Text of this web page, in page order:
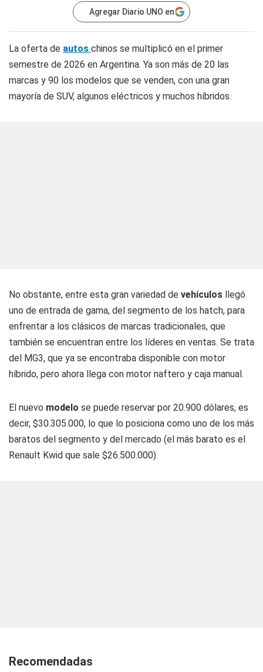
Agregar Diario UNO en
La oferta de autos chinos se multiplicó en el primer
semestre de 2026 en Argentina. Ya son más de 20 las
marcas y 90 los modelos que se venden, con una gran
mayoría de SUV, algunos eléctricos y muchos híbridos.
No obstante, entre esta gran variedad de vehículos llegó
uno de entrada de gama, del segmento de los hatch, para
enfrentar a los clásicos de marcas tradicionales, que
también se encuentran entre los líderes en ventas. Se trata
del MG3, que ya se encontraba disponible con motor
híbrido, pero ahora llega con motor naftero y caja manual.
El nuevo modelo se puede reservar por 20.900 dólares, es
decir, $30.305.000, lo que lo posiciona como uno de los más
baratos del segmento y del mercado (el más barato es el
Renault Kwid que sale $26.500.000).
Recomendadas